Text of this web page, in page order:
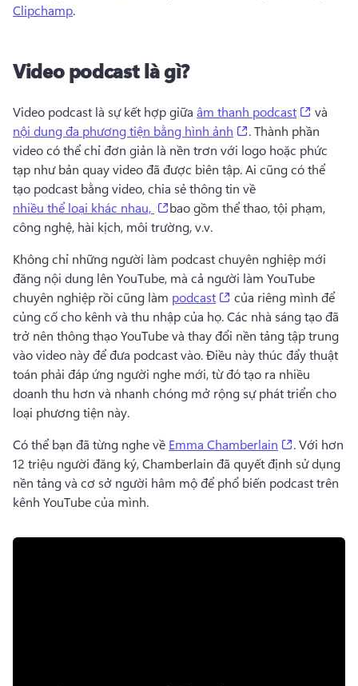
Clipchamp.
Video podcast là gì?
Video podcast là sự kết hợp giữa âm thanh podcast (opens
và
nội dung đa phương tiện bằng hình ảnh
(opens in a new
. Thành phần
video có thể chỉ đơn giản là nền trơn với logo hoặc phức
tạp như bản quay video đã được biên tập. Ai cũng có thể
tạo podcast bằng video, chia sẻ thông tin về
nhiều thể loại khác nhau,
(opens in a new tab)
bao gồm thể thao, tội phạm,
công nghệ, hài kịch, môi trường, v.v.
Không chỉ những người làm podcast chuyên nghiệp mới
đăng nội dung lên YouTube, mà cả người làm YouTube
chuyên nghiệp rồi cũng làm podcast (opens in a new tab)
của riêng mình để
củng cố cho kênh và thu nhập của họ. Các nhà sáng tạo đã
trở nên thông thạo YouTube và thay đổi nền tảng tập trung
vào video này để đưa podcast vào. Điều này thúc đẩy thuật
toán phải đáp ứng người nghe mới, từ đó tạo ra nhiều
doanh thu hơn và nhanh chóng mở rộng sự phát triển cho
loại phương tiện này.
Có thể bạn đã từng nghe về Emma Chamberlain (opens in
. Với hơn
12 triệu người đăng ký, Chamberlain đã quyết định sử dụng
nền tảng và cơ sở người hâm mộ để phổ biến podcast trên
kênh YouTube của mình.